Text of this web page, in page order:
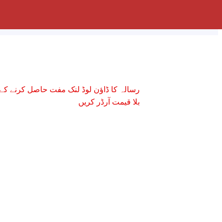
رسالہ کا ڈاؤن لوڈ لنک مفت حاصل کرنے
بلا قیمت آرڈر کریں